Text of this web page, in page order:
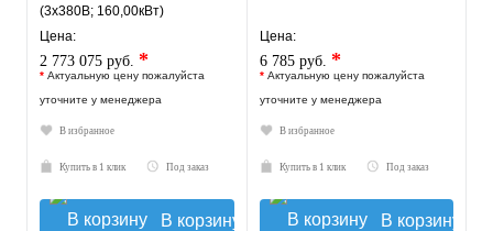
(3х380В; 160,00кВт)
Цена:
2 773 075 руб. *
* Актуальную цену пожалуйста
уточните у менеджера
В избранное
Купить в 1 клик Под заказ
В корзину
Цена:
6 785 руб. *
* Актуальную цену пожалуйста
уточните у менеджера
В избранное
Купить в 1 клик Под заказ
В корзину